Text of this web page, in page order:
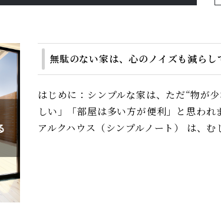
無駄のない家は、心のノイズも減らし
はじめに：シンプルな家は、ただ“物が
しい」「部屋は多い方が便利」と思わ
アルクハウス（シンプルノート） は、